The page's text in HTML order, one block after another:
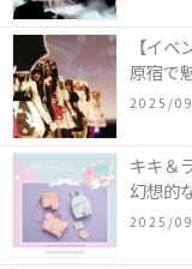
【イ
原宿で
2025/
キキ＆
幻想的
ツイン
2025/